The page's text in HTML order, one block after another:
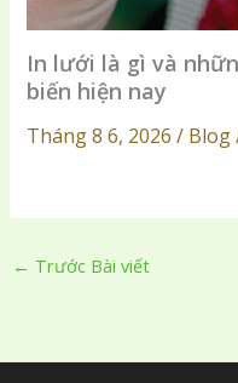
In lưới là gì và
biến hiện nay
Tháng 8 6, 2026 / Blog
← Trước Bài viết